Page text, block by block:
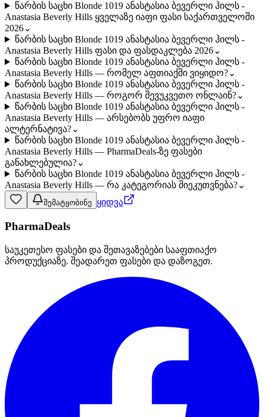
წარბის საცხი Blonde 1019 ანასტასია ბევერლი ჰილს -
Anastasia Beverly Hills ყველაზე იაფი ფასი საქართველოში
2026⌄
წარბის საცხი Blonde 1019 ანასტასია ბევერლი ჰილს -
Anastasia Beverly Hills ფასი და ფასდაკლება 2026⌄
წარბის საცხი Blonde 1019 ანასტასია ბევერლი ჰილს -
Anastasia Beverly Hills — რომელ აფთიაქში ვიყიდო?⌄
წარბის საცხი Blonde 1019 ანასტასია ბევერლი ჰილს -
Anastasia Beverly Hills — როგორ შევუკვეთო ონლაინ?⌄
წარბის საცხი Blonde 1019 ანასტასია ბევერლი ჰილს -
Anastasia Beverly Hills — არსებობს უფრო იაფი
ალტერნატივა?⌄
წარბის საცხი Blonde 1019 ანასტასია ბევერლი ჰილს -
Anastasia Beverly Hills — PharmaDeals-ზე ფასები
განახლებულია?⌄
წარბის საცხი Blonde 1019 ანასტასია ბევერლი ჰილს -
Anastasia Beverly Hills — რა კატეგორიას მიეკუთვნება?⌄
შემატყობინე ყიდვა
PharmaDeals
საუკეთესო ფასები და შეთავაზებები სააფთიაქო
პროდუქციაზე. შეადარეთ ფასები და დაზოგეთ.